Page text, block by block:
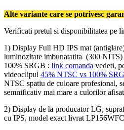
Alte variante care se potrivesc
Verificati pretul si disponibilitatea pe
1) Display Full HD IPS mat
luminozitate imbunatatita (300 NITS)
100% SRGB : link comanda vedeti,
videoclipul 45% NTSC vs 100%
NTSC spatiu de culoare profesional,
semnificativ mai mare a culorilor
2) Display de la producator LG,
cu IPS, model exact livrat